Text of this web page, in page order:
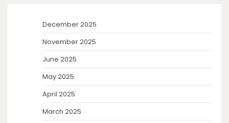
December 2025
November 2025
June 2025
May 2025
April 2025
March 2025